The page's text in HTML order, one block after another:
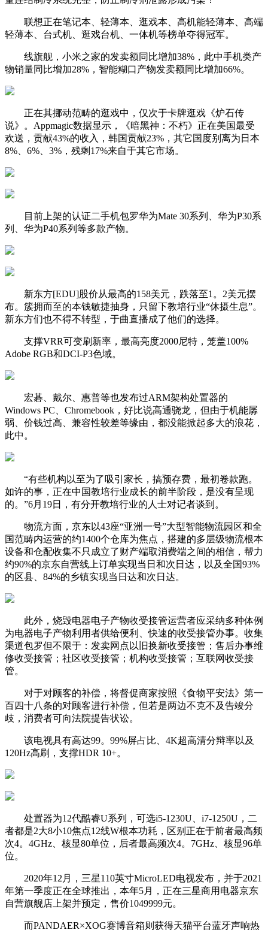
联想正在笔记本、轻薄本、逛戏本、高机能轻薄本、高端
轻薄本、台式机、逛戏台机、一体机等榜单夺得冠军。
线旗舰，小米之家的发卖额同比增加38%，此中手机类产
物销量同比增加28%，智能糊口产物发卖额同比增加66%。
正在其挪动范畴的逛戏中，仅次于卡牌逛戏《炉石传
说》。Appmagic数据显示，《暗黑神：不朽》正在美国最受
欢送，贡献43%的收入，韩国贡献23%，其它国度别离为日本
8%、6%、3%，残剩17%来自于其它市场。
目前上架的认证二手机包罗华为Mate 30系列、华为P30系
列、华为P40系列等多款产物。
新东方[EDU]股价从最高的158美元，跌落至1。2美元摆
布。簇拥而至的本钱敏捷抽身，只留下教培行业“休摄生息”。
新东方们也不得不转型，于曲直播成了他们的选择。
支撑VRR可变刷新率，最高亮度2000尼特，笼盖100%
Adobe RGB和DCI-P3色域。
宏碁、戴尔、惠普等也发布过ARM架构处置器的
Windows PC、Chromebook，好比说高通骁龙，但由于机能孱
弱、价钱过高、兼容性较差等缘由，都没能掀起多大的浪花，
此中。
“有些机构以至为了吸引家长，搞预存费，最初卷款跑。
如许的事，正在中国教培行业成长的前半阶段，是没有呈现
的。”6月19日，有分开教培行业的人士对记者谈到。
物流方面，京东以43座“亚洲一号”大型智能物流园区和全
国范畴内运营的约1400个仓库为焦点，搭建的多层级物流根本
设备和仓配收集不只成立了财产端取消费端之间的相信，帮力
约90%的京东自营线上订单实现当日和次日达，以及全国93%
的区县、84%的乡镇实现当日达和次日达。
此外，烧毁电器电子产物收受接管运营者应采纳多种体例
为电器电子产物利用者供给便利、快速的收受接管办事。收集
渠道包罗但不限于：发卖网点以旧换新收受接管；售后办事维
修收受接管；社区收受接管；机构收受接管；互联网收受接
管。
对于对顾客的补偿，将督促商家按照《食物平安法》第一
百四十八条的对顾客进行补偿，但若是两边不克不及告竣分
歧，消费者可向法院提告状讼。
该电视具有高达99。99%屏占比、4K超高清分辩率以及
120Hz高刷，支撑HDR 10+。
处置器为12代酷睿U系列，可选i5-1230U、i7-1250U，二
者都是2大8小10焦点12线W根本功耗，区别正在于前者最高频
次4。4GHz、核显80单位，后者最高频次4。7GHz、核显96单
位。
2020年12月，三星110英寸MicroLED电视发布，并于2021
年第一季度正在全球推出，本年5月，正在三星商用电器京东
自营旗舰店上架并预定，售价1049999元。
而PANDAER×XOG赛博音箱则获得天猫平台蓝牙声响热